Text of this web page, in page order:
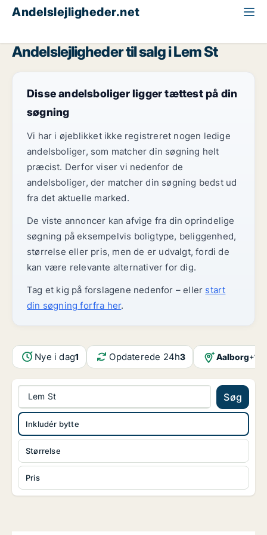
Andelslejligheder.net
Andelslejligheder til salg i Lem St
Disse andelsboliger ligger tættest på din
søgning
Vi har i øjeblikket ikke registreret nogen ledige
andelsboliger, som matcher din søgning helt
præcist. Derfor viser vi nedenfor de
andelsboliger, der matcher din søgning bedst ud
fra det aktuelle marked.
De viste annoncer kan afvige fra din oprindelige
søgning på eksempelvis boligtype, beliggenhed,
størrelse eller pris, men de er udvalgt, fordi de
kan være relevante alternativer for dig.
Tag et kig på forslagene nedenfor – eller start
din søgning forfra her.
Nye i dag1 Opdaterede 24h3 Aalborg+1
Lem St Søg
Størrelse
Pris
Inkludér bytte